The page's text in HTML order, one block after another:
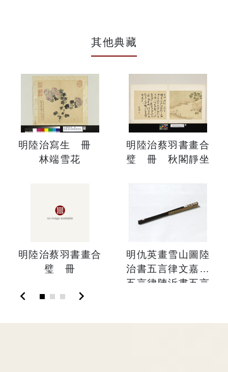
其他典藏
明陸治寫生 冊
林端雪花
明陸治蔡羽書畫合
璧 冊 秋閣靜坐
明陸治蔡羽書畫合
璧 冊
明仇英畫雪山圖陸
治書五言律文嘉書
五言律陳沂書五言
chevron_left chevron_right